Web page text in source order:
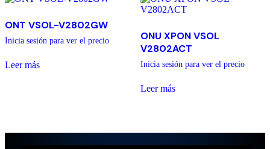
ONT VSOL-V2802GW
Inicia sesión para ver el precio
Leer más
ONU XPON VSOL
V2802ACT
Inicia sesión para ver el precio
Leer más